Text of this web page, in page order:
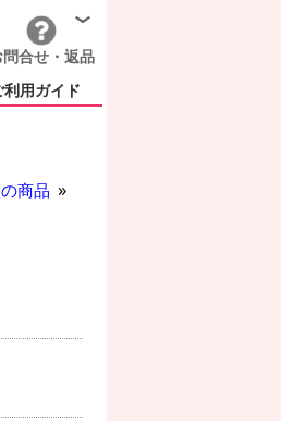
問合せ・返品
利用ガイド
商品